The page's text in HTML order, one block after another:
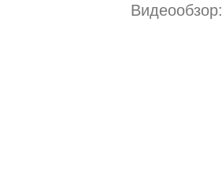
Видеообзор: